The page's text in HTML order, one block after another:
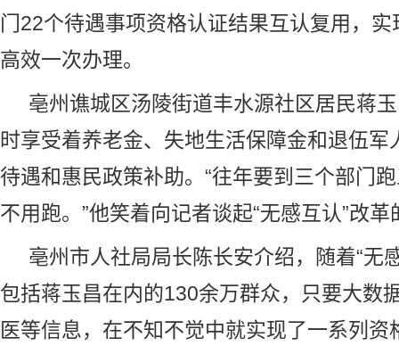
门22个待遇事项资格认证结果互认复用，
高效一次办理。
亳州谯城区汤陵街道丰水源社区居民蒋
时享受着养老金、失地生活保障金和退伍军
待遇和惠民政策补助。“往年要到三个部门
不用跑。”他笑着向记者谈起“无感互认”改
亳州市人社局局长陈长安介绍，随着“无
包括蒋玉昌在内的130余万群众，只要大数
医等信息，在不知不觉中就实现了一系列资